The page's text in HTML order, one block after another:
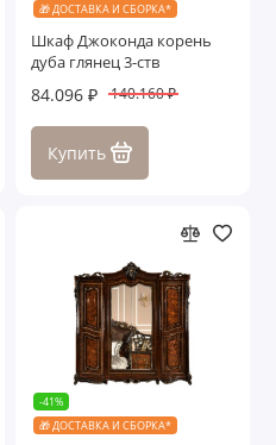
🎁 ДОСТАВКА И СБОРКА*
Шкаф Джоконда корень
дуба глянец 3-ств
84.096 ₽ 140.160 ₽
Купить
-41%
🎁 ДОСТАВКА И СБОРКА*